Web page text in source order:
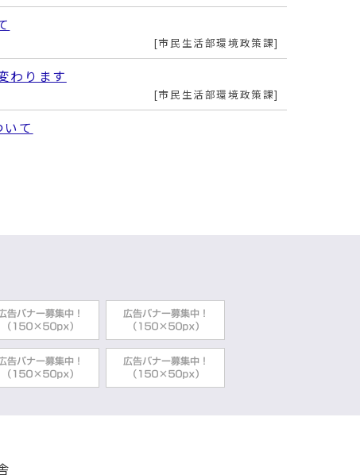
市民生活部環境政策課
わります
市民生活部環境政策課
て
市民生活部環境政策課
市民生活部環境政策課